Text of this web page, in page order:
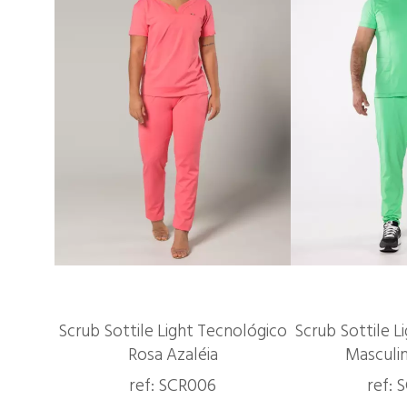
Scrub Sottile Light Tecnológico
Rosa Azaléia
ref: SCR006
Scrub Sottile
ref: